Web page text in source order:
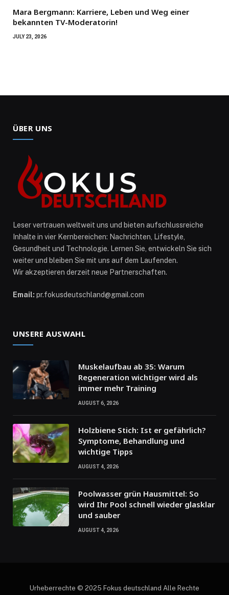
Mara Bergmann: Karriere, Leben und Weg einer
bekannten TV-Moderatorin!
JULY 23, 2026
ÜBER UNS
Leser vertrauen weltweit uns und bieten aufschlussreiche
Inhalte in vier Kernbereichen: Nachrichten, Lifestyle,
Gesundheit und Technologie. Lernen Sie, entwickeln Sie sich
weiter und bleiben Sie mit uns auf dem Laufenden.
Wir akzeptieren derzeit neue Partnerschaften.
Email: pr.fokusdeutschland@gmail.com
UNSERE AUSWAHL
Muskelaufbau ab 35: Warum
Regeneration wichtiger wird als
immer mehr Training
AUGUST 6, 2026
Holzbiene Stich: Ist er gefährlich?
Symptome, Behandlung und
wichtige Tipps
AUGUST 4, 2026
Poolwasser grün Hausmittel: So
wird Ihr Pool schnell wieder glasklar
und sauber
AUGUST 4, 2026
Urheberrechte © 2025 Fokus deutschland Alle Rechte